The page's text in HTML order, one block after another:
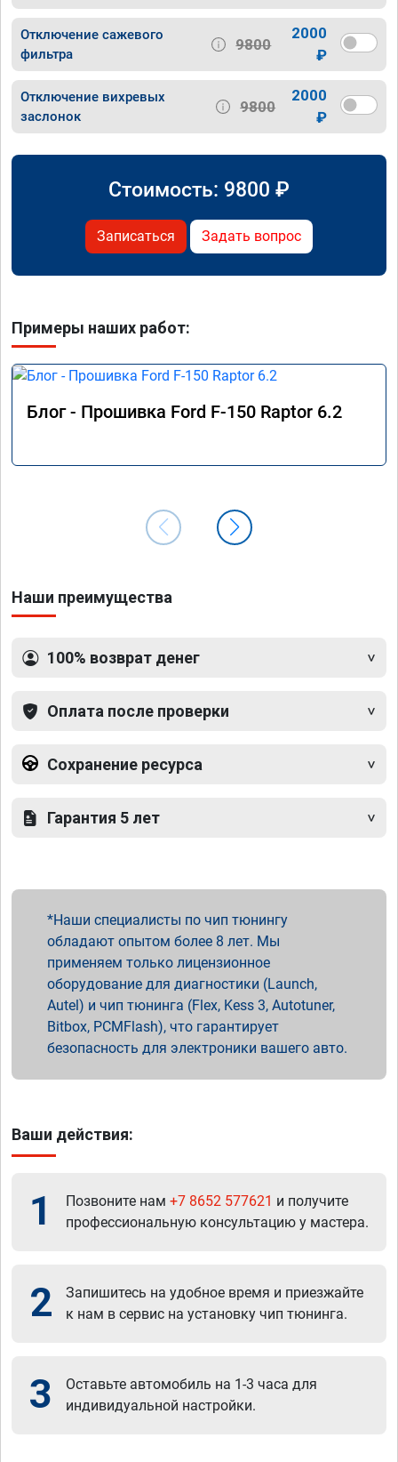
Отключение сажевого
фильтра
9800
2000
₽
Отключение вихревых
заслонок
9800
2000
₽
Стоимость: 9800 ₽
Записаться Задать вопрос
Примеры наших работ:
Блог - Прошивка Ford F-150 Raptor 6.2
Наши преимущества
100% возврат денег
Оплата после проверки
Сохранение ресурса
Гарантия 5 лет
Наши специалисты по чип тюнингу
обладают опытом более 8 лет. Мы
применяем только лицензионное
оборудование для диагностики (Launch,
Autel) и чип тюнинга (Flex, Kess 3, Autotuner,
Bitbox, PCMFlash), что гарантирует
безопасность для электроники вашего авто.
Ваши действия:
1 Позвоните нам +7 8652 577621 и получите
профессиональную консультацию у мастера.
2
Запишитесь на удобное время и приезжайте
к нам в сервис на установку чип тюнинга.
3
Оставьте автомобиль на 1-3 часа для
индивидуальной настройки.